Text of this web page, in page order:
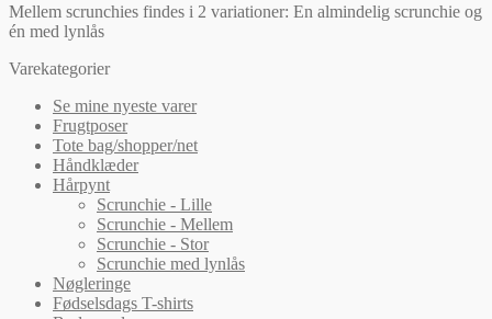
Mellem scrunchies findes i 2 variationer: En almindelig scrunchie og
én med lynlås
Varekategorier
Se mine nyeste varer
Frugtposer
Tote bag/shopper/net
Håndklæder
Hårpynt
Scrunchie - Lille
Scrunchie - Mellem
Scrunchie - Stor
Scrunchie med lynlås
Nøgleringe
Fødselsdags T-shirts